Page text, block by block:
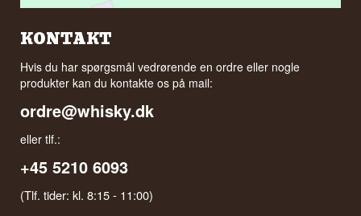
KONTAKT
Hvis du har spørgsmål vedrørende en ordre eller nogle
produkter kan du kontakte os på mail:
ordre@whisky.dk
eller tlf.:
+45 5210 6093
(Tlf. tider: kl. 8:15 - 11:00)